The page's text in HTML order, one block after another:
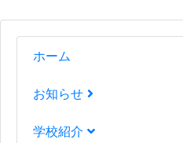
ホーム
お知らせ
学校紹介